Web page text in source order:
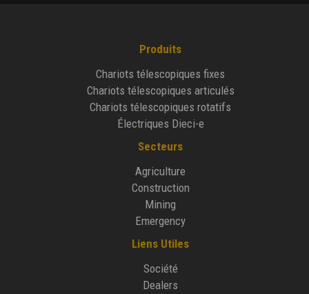
Produits
Chariots télescopiques fixes
Chariots télescopiques articulés
Chariots télescopiques rotatifs
Électriques Dieci-e
Secteurs
Agriculture
Construction
Mining
Emergency
Liens Utiles
Société
Dealers